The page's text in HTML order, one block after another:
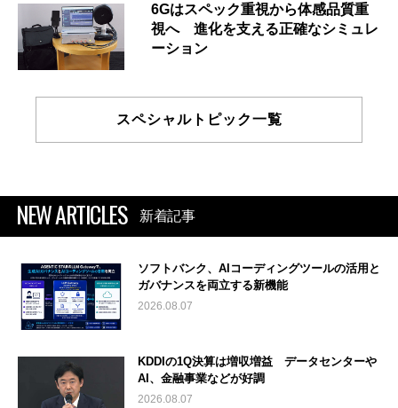
6Gはスペック重視から体感品質重
視へ 進化を支える正確なシミュレ
ーション
スペシャルトピック一覧
NEW ARTICLES 新着記事
ソフトバンク、AIコーディングツールの活用と
ガバナンスを両立する新機能
2026.08.07
KDDIの1Q決算は増収増益 データセンターや
AI、金融事業などが好調
2026.08.07